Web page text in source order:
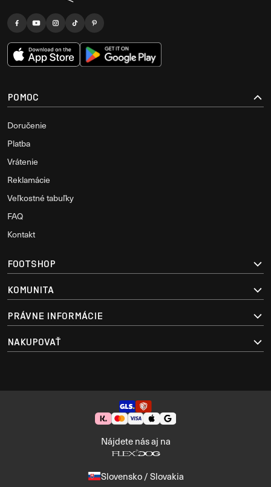
POMOC
Doručenie
Platba
Vrátenie
Reklamácie
Veľkostné tabuľky
FAQ
Kontakt
FOOTSHOP
KOMUNITA
PRÁVNE INFORMÁCIE
NAKUPOVAŤ
Nájdete nás aj na
Slovensko / Slovakia